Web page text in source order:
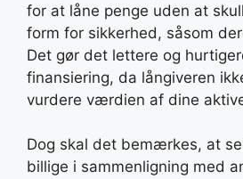
for at låne penge uden at
form for sikkerhed, såsom
Det gør det lettere og
finansiering, da långiveren
vurdere værdien af dine
Dog skal det bemærkes, at
billige i sammenligning med